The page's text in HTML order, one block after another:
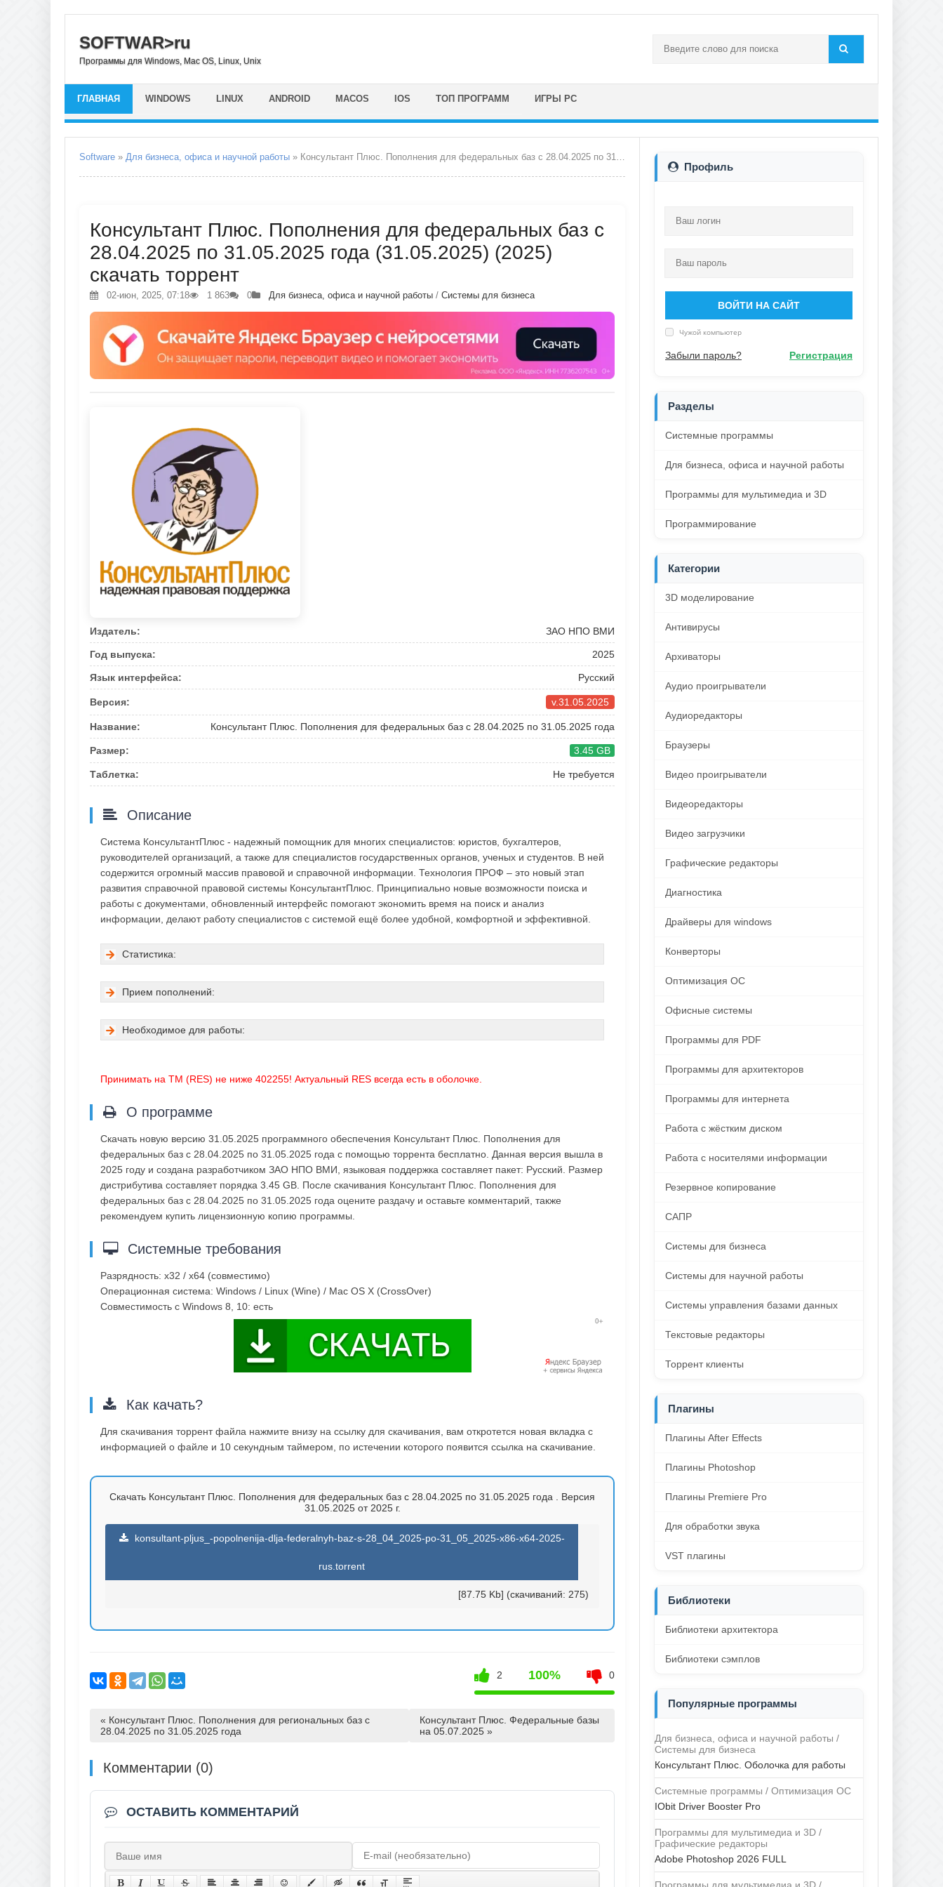
SOFTWAR>ru
Программы для Windows, Mac OS, Linux, Unix
ГЛАВНАЯ WINDOWS LINUX ANDROID MACOS IOS ТОП ПРОГРАММ ИГРЫ PC
Software » Для бизнеса, офиса и научной работы » Консультант Плюс. Пополнения для федеральных баз с 28.04.2025 по 31.05.2025 года
Консультант Плюс. Пополнения для федеральных баз с
28.04.2025 по 31.05.2025 года (31.05.2025) (2025)
скачать торрент
02-июн, 2025, 07:18 1 863 0 Для бизнеса, офиса и научной работы / Системы для бизнеса
Издатель: ЗАО НПО ВМИ
Год выпуска: 2025
Язык интерфейса: Русский
Версия: v.31.05.2025
Название: Консультант Плюс. Пополнения для федеральных баз с 28.04.2025 по 31.05.2025 года
Размер: 3.45 GB
Таблетка: Не требуется
Описание
Система КонсультантПлюс - надежный помощник для многих специалистов: юристов, бухгалтеров,
руководителей организаций, а также для специалистов государственных органов, ученых и студентов. В ней
содержится огромный массив правовой и справочной информации. Технология ПРОФ – это новый этап
развития справочной правовой системы КонсультантПлюс. Принципиально новые возможности поиска и
работы с документами, обновленный интерфейс помогают экономить время на поиск и анализ
информации, делают работу специалистов с системой ещё более удобной, комфортной и эффективной.
Статистика:
Прием пополнений:
Необходимое для работы:
Принимать на ТМ (RES) не ниже 402255! Актуальный RES всегда есть в оболочке.
О программе
Скачать новую версию 31.05.2025 программного обеспечения Консультант Плюс. Пополнения для
федеральных баз с 28.04.2025 по 31.05.2025 года с помощью торрента бесплатно. Данная версия вышла в
2025 году и создана разработчиком ЗАО НПО ВМИ, языковая поддержка составляет пакет: Русский. Размер
дистрибутива составляет порядка 3.45 GB. После скачивания Консультант Плюс. Пополнения для
федеральных баз с 28.04.2025 по 31.05.2025 года оцените раздачу и оставьте комментарий, также
рекомендуем купить лицензионную копию программы.
Системные требования
Разрядность: x32 / x64 (совместимо)
Операционная система: Windows / Linux (Wine) / Mac OS X (CrossOver)
Совместимость с Windows 8, 10: есть
Как качать?
Для скачивания торрент файла нажмите внизу на ссылку для скачивания, вам откротется новая вкладка с
информацией о файле и 10 секундным таймером, по истечении которого появится ссылка на скачивание.
Скачать Консультант Плюс. Пополнения для федеральных баз с 28.04.2025 по 31.05.2025 года . Версия
31.05.2025 от 2025 г.
konsultant-pljus_-popolnenija-dlja-federalnyh-baz-s-28_04_2025-po-31_05_2025-x86-x64-2025-
rus.torrent
[87.75 Kb] (cкачиваний: 275)
2 100% 0
« Консультант Плюс. Пополнения для региональных баз с
28.04.2025 по 31.05.2025 года
Консультант Плюс. Федеральные базы
на 05.07.2025 »
Комментарии (0)
ОСТАВИТЬ КОММЕНТАРИЙ
Профиль
ВОЙТИ НА САЙТ
Чужой компьютер
Забыли пароль? Регистрация
Разделы
Системные программы
Для бизнеса, офиса и научной работы
Программы для мультимедиа и 3D
Программирование
Категории
3D моделирование
Антивирусы
Архиваторы
Аудио проигрыватели
Аудиоредакторы
Браузеры
Видео проигрыватели
Видеоредакторы
Видео загрузчики
Графические редакторы
Диагностика
Драйверы для windows
Конверторы
Оптимизация ОС
Офисные системы
Программы для PDF
Программы для архитекторов
Программы для интернета
Работа с жёстким диском
Работа с носителями информации
Резервное копирование
САПР
Системы для бизнеса
Системы для научной работы
Системы управления базами данных
Текстовые редакторы
Торрент клиенты
Плагины
Плагины After Effects
Плагины Photoshop
Плагины Premiere Pro
Для обработки звука
VST плагины
Библиотеки
Библиотеки архитектора
Библиотеки сэмплов
Популярные программы
Для бизнеса, офиса и научной работы /
Системы для бизнеса
Консультант Плюс. Оболочка для работы
Системные программы / Оптимизация ОС
IObit Driver Booster Pro
Программы для мультимедиа и 3D /
Графические редакторы
Adobe Photoshop 2026 FULL